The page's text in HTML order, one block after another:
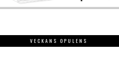
VECKANS OPULENS